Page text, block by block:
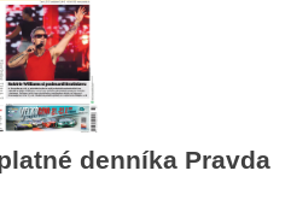
denníka Pravda